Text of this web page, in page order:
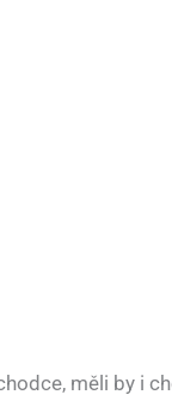
měli by i